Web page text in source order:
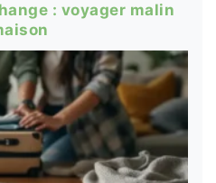
: voyager malin